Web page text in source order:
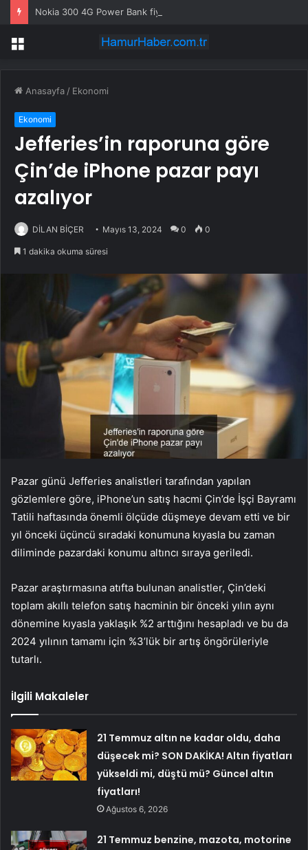
Menü
Anasayfa / Ekonomi
Ekonomi
Jefferies’in raporuna göre
Çin’de iPhone pazar payı
azalıyor
DİLAN BİÇER Mayıs 13, 2024 0 0
1 dakika okuma süresi
Pazar günü Jefferies analistleri tarafından yapılan
gözlemlere göre, iPhone’un satış hacmi Çin’de İşçi Bayramı
Tatili haftasında önemli ölçüde düşmeye devam etti ve bir
yıl önceki üçüncü sıradaki konumuna kıyasla bu zaman
diliminde pazardaki konumu altıncı sıraya geriledi.
Pazar araştırmasına atıfta bulunan analistler, Çin’deki
toplam akıllı telefon satış hacminin bir önceki yılın aynı
dönemine kıyasla yaklaşık %2 arttığını hesapladı ve bu da
2024 yılının tamamı için %3’lük bir artış öngörüleriyle
tutarlı.
İlgili Makaleler
21 Temmuz altın ne kadar oldu, daha
düşecek mi? SON DAKİKA! Altın fiyatları
yükseldi mi, düştü mü? Güncel altın
fiyatları!
Ağustos 6, 2026
21 Temmuz benzine, mazota, motorine